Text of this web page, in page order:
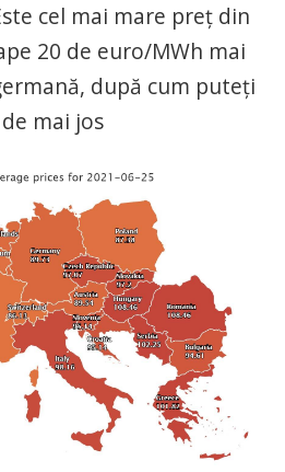
cel mai mare preț din
20 de euro/MWh mai
după cum puteți
mai jos